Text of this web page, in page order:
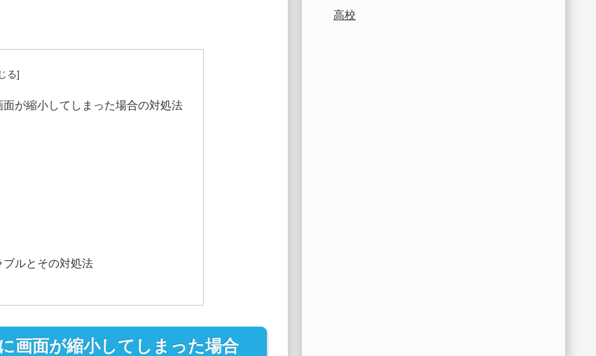
が縮小してしまった場合の対処法
ルとその対処法
画面が縮小してしまった場合
高校